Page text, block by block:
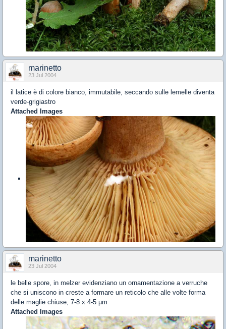
marinetto
23 Jul 2004
il latice è di colore bianco, immutabile, seccando sulle lemelle diventa
verde-grigiastro
Attached Images
marinetto
23 Jul 2004
le belle spore, in melzer evidenziano un ornamentazione a verruche
che si uniscono in creste a formare un reticolo che alle volte forma
delle maglie chiuse, 7-8 x 4-5 µm
Attached Images